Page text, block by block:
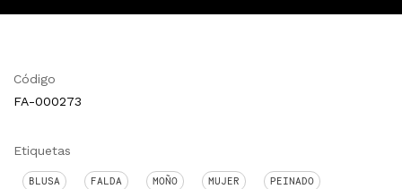
Código
FA-000273
Etiquetas
BLUSA FALDA MOÑO MUJER PEINADO